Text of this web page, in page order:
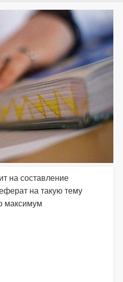
на составление
на такую тему
максимум